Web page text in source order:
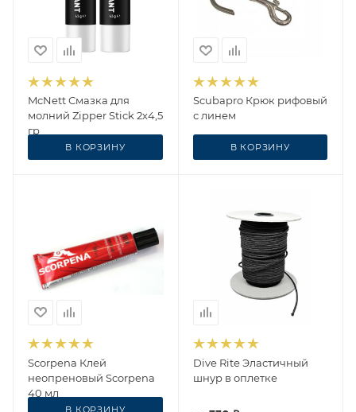
McNett Смазка для
молний Zipper Stick 2х4,5
гр
₽
В КОРЗИНУ
Scubapro Крюк рифовый
с линем
₽
В КОРЗИНУ
Scorpena Клей
неопреновый Scorpena
40 мл
В КОРЗИНУ
Dive Rite Эластичный
шнур в оплетке